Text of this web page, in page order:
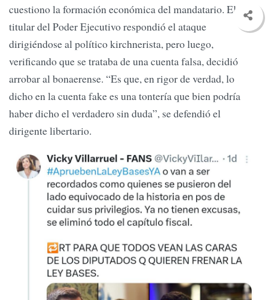
cuestiono la formación económica del mandatario. El
titular del Poder Ejecutivo respondió el ataque
dirigiéndose al político kirchnerista, pero luego,
verificando que se trataba de una cuenta falsa, decidió
arrobar al bonaerense. “Es que, en rigor de verdad, lo
dicho en la cuenta fake es una tontería que bien podría
haber dicho el verdadero sin duda”, se defendió el
dirigente libertario.